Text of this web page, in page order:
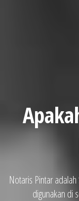
Notaris Pintar
digunakan di